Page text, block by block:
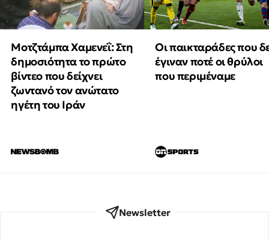
Μοτζτάμπα Χαμενεΐ: Στη
δημοσιότητα το πρώτο
βίντεο που δείχνει
ζωντανό τον ανώτατο
ηγέτη του Ιράν
Οι παικταράδες που
έγιναν ποτέ οι θρύλοι
που περιμέναμε
Newsletter